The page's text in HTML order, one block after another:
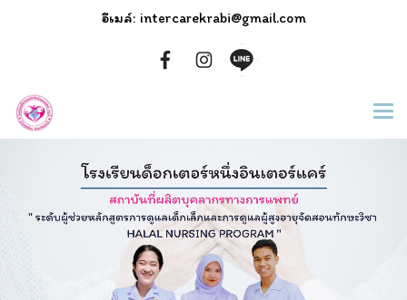
อีเมล์: intercarekrabi@gmail.com